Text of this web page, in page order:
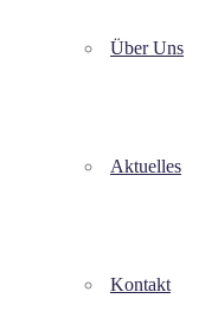
Über Uns
Aktuelles
Kontakt